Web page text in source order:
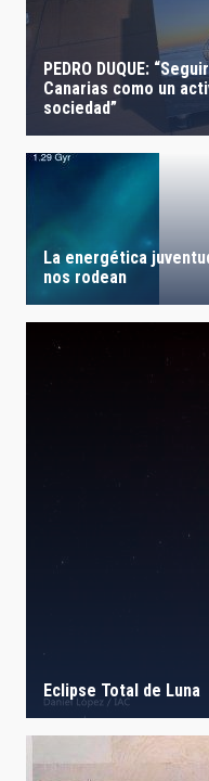
PEDRO DUQUE:
Canarias como un
sociedad”
La energética
nos rodean
Eclipse Total de Luna